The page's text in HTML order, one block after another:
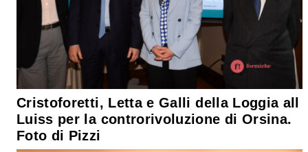
Cristoforetti, Letta e Galli della Loggia all
Luiss per la controrivoluzione di Orsina.
Foto di Pizzi